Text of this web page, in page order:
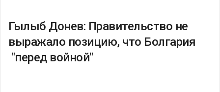
Гылыб Донев: Правительство не
выражало позицию, что Болгария
"перед войной"